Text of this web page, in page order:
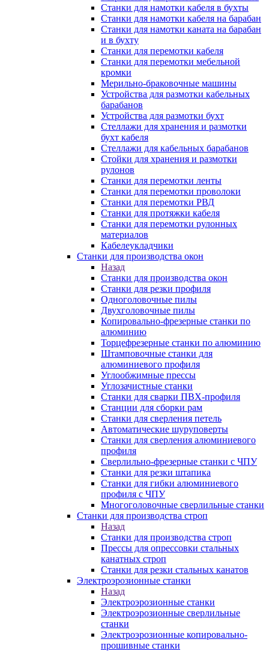
Станки для намотки кабеля в бухты
Станки для намотки кабеля на барабан
Станки для намотки каната на барабан
и в бухту
Станки для перемотки кабеля
Станки для перемотки мебельной
кромки
Мерильно-браковочные машины
Устройства для размотки кабельных
барабанов
Устройства для размотки бухт
Стеллажи для хранения и размотки
бухт кабеля
Стеллажи для кабельных барабанов
Стойки для хранения и размотки
рулонов
Станки для перемотки ленты
Станки для перемотки проволоки
Станки для перемотки РВД
Станки для протяжки кабеля
Станки для перемотки рулонных
материалов
Кабелеукладчики
Станки для производства окон
Назад
Станки для производства окон
Станки для резки профиля
Одноголовочные пилы
Двухголовочные пилы
Копировально-фрезерные станки по
алюминию
Торцефрезерные станки по алюминию
Штамповочные станки для
алюминиевого профиля
Углообжимные прессы
Углозачистные станки
Станки для сварки ПВХ-профиля
Станции для сборки рам
Станки для сверления петель
Автоматические шуруповерты
Станки для сверления алюминиевого
профиля
Сверлильно-фрезерные станки с ЧПУ
Станки для резки штапика
Станки для гибки алюминиевого
профиля с ЧПУ
Многоголовочные сверлильные станки
Станки для производства строп
Назад
Станки для производства строп
Прессы для опрессовки стальных
канатных строп
Станки для резки стальных канатов
Электроэрозионные станки
Назад
Электроэрозионные станки
Электроэрозионные сверлильные
станки
Электроэрозионные копировально-
прошивные станки